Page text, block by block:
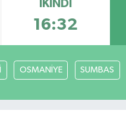
İKINDI
16:32
OSMANİYE SUMBAS